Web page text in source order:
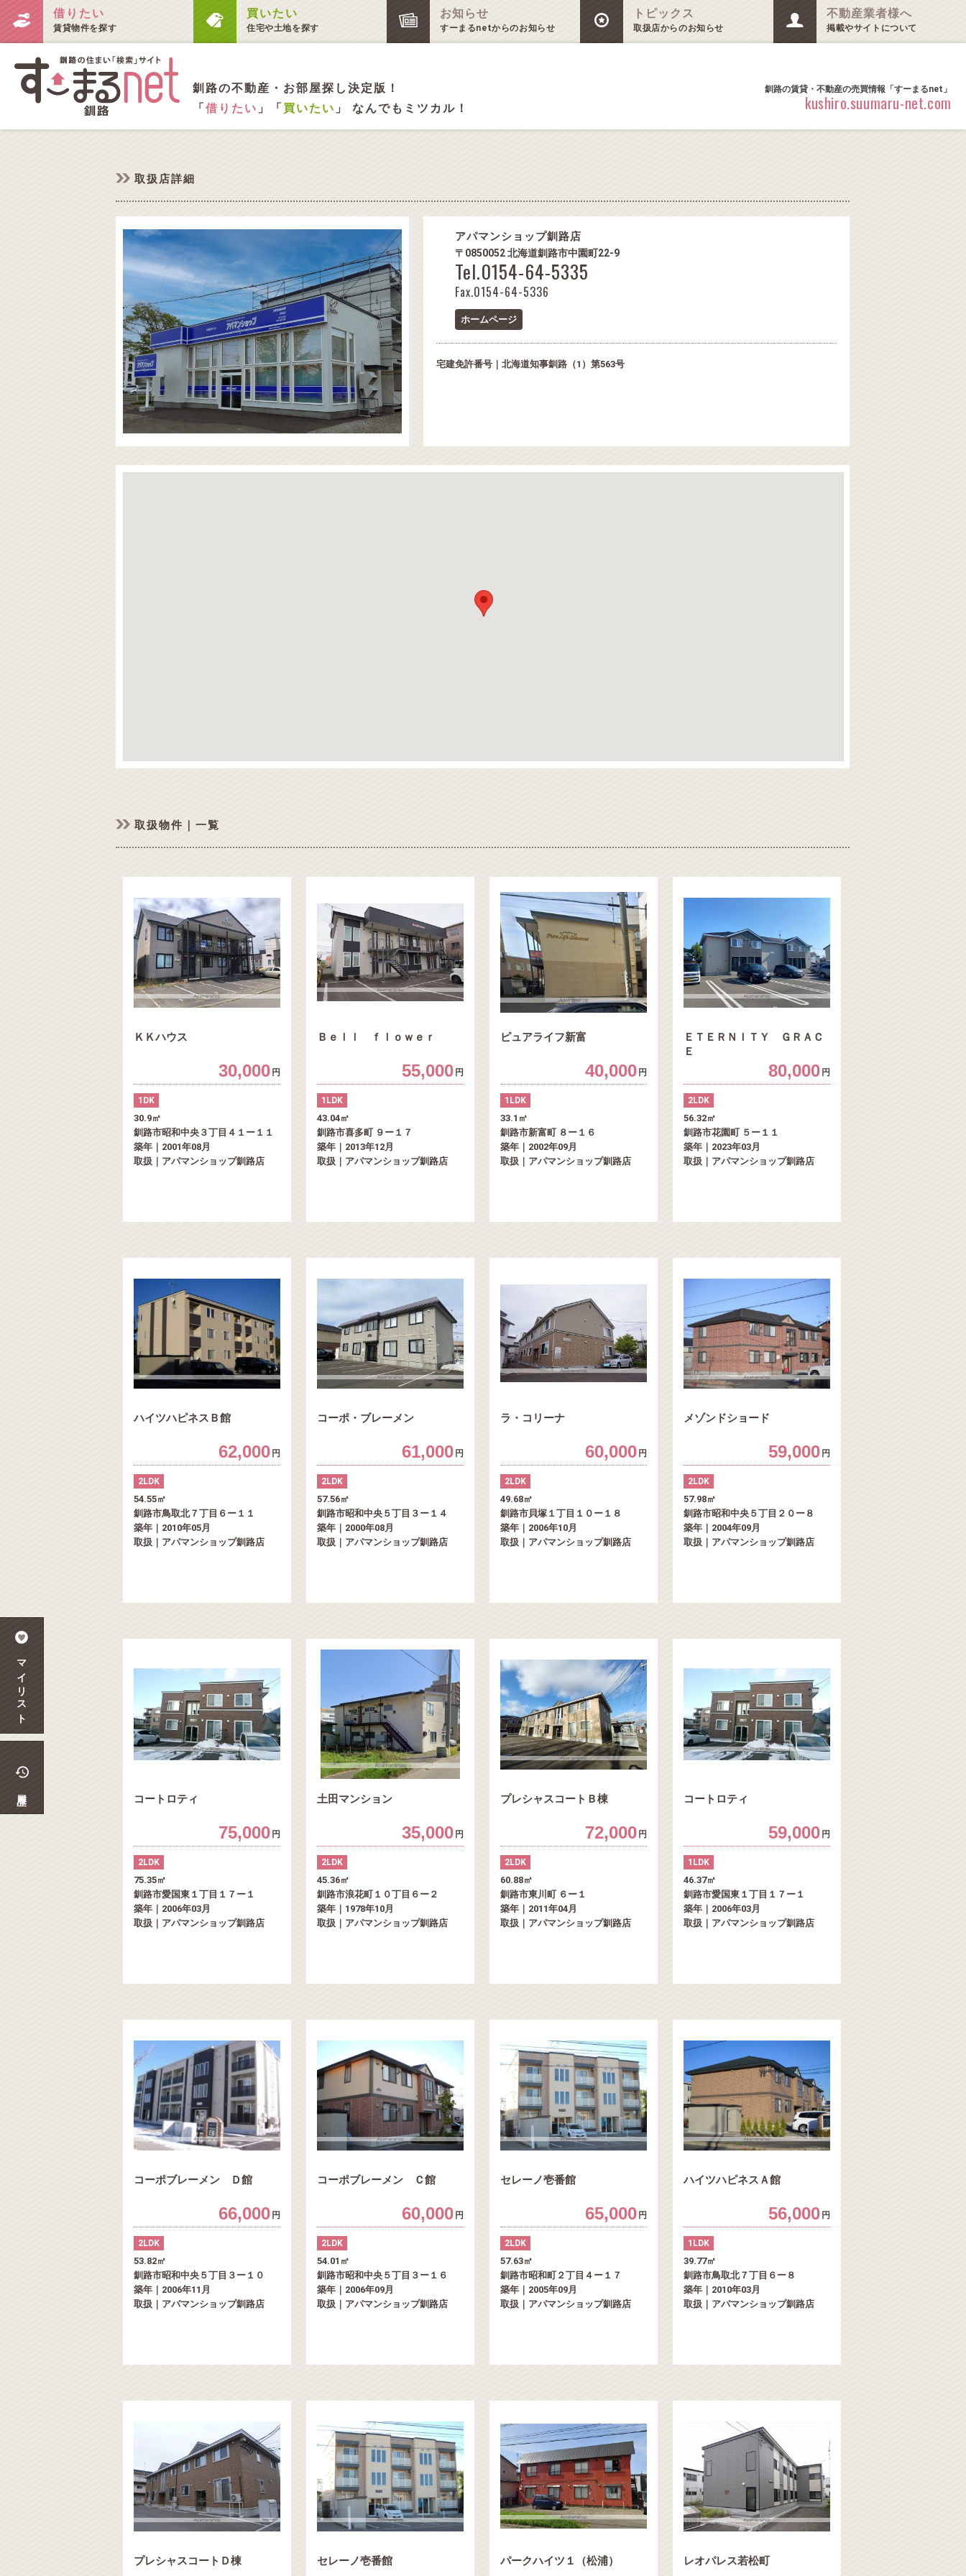
借りたい
賃貸物件を探す
買いたい
住宅や土地を探す
お知らせ
すーまるnetからのお知らせ
トピックス
取扱店からのお知らせ
不動産業者様へ
掲載やサイトについて
釧路の不動産・お部屋探し決定版！
「借りたい 」「 買いたい 」 なんでもミツカル！
釧路の賃貸・不動産の売買情報「すーまるnet」
kushiro.suumaru-net.com
取扱店詳細
アパマンショップ釧路店
〒0850052 北海道釧路市中園町22-9
Tel.0154-64-5335
Fax.0154-64-5336
ホームページ
宅建免許番号｜北海道知事釧路（1）第563号
取扱物件｜一覧
ＫＫハウス
30,000 円
1DK
30.9㎡
釧路市昭和中央３丁目４１ー１１
築年｜2001年08月
取扱｜アパマンショップ釧路店
Ｂｅｌｌ ｆｌｏｗｅｒ
55,000 円
1LDK
43.04㎡
釧路市喜多町 ９ー１７
築年｜2013年12月
取扱｜アパマンショップ釧路店
ピュアライフ新富
40,000 円
1LDK
33.1㎡
釧路市新富町 ８ー１６
築年｜2002年09月
取扱｜アパマンショップ釧路店
ＥＴＥＲＮＩＴＹ ＧＲＡＣ
Ｅ
80,000 円
2LDK
56.32㎡
釧路市花園町 ５ー１１
築年｜2023年03月
取扱｜アパマンショップ釧路店
ハイツハピネスＢ館
62,000 円
2LDK
54.55㎡
釧路市鳥取北７丁目６ー１１
築年｜2010年05月
取扱｜アパマンショップ釧路店
コーポ・ブレーメン
61,000 円
2LDK
57.56㎡
釧路市昭和中央５丁目３ー１４
築年｜2000年08月
取扱｜アパマンショップ釧路店
ラ・コリーナ
60,000 円
2LDK
49.68㎡
釧路市貝塚１丁目１０ー１８
築年｜2006年10月
取扱｜アパマンショップ釧路店
メゾンドショード
59,000 円
2LDK
57.98㎡
釧路市昭和中央５丁目２０ー８
築年｜2004年09月
取扱｜アパマンショップ釧路店
コートロティ
75,000 円
2LDK
75.35㎡
釧路市愛国東１丁目１７ー１
築年｜2006年03月
取扱｜アパマンショップ釧路店
土田マンション
35,000 円
2LDK
45.36㎡
釧路市浪花町１０丁目６ー２
築年｜1978年10月
取扱｜アパマンショップ釧路店
プレシャスコートＢ棟
72,000 円
2LDK
60.88㎡
釧路市東川町 ６ー１
築年｜2011年04月
取扱｜アパマンショップ釧路店
コートロティ
59,000 円
1LDK
46.37㎡
釧路市愛国東１丁目１７ー１
築年｜2006年03月
取扱｜アパマンショップ釧路店
コーポブレーメン Ｄ館
66,000 円
2LDK
53.82㎡
釧路市昭和中央５丁目３ー１０
築年｜2006年11月
取扱｜アパマンショップ釧路店
コーポブレーメン Ｃ館
60,000 円
2LDK
54.01㎡
釧路市昭和中央５丁目３ー１６
築年｜2006年09月
取扱｜アパマンショップ釧路店
セレーノ壱番館
65,000 円
2LDK
57.63㎡
釧路市昭和町２丁目４ー１７
築年｜2005年09月
取扱｜アパマンショップ釧路店
ハイツハピネスＡ館
56,000 円
1LDK
39.77㎡
釧路市鳥取北７丁目６ー８
築年｜2010年03月
取扱｜アパマンショップ釧路店
プレシャスコートＤ棟 セレーノ壱番館 パークハイツ１（松浦） レオパレス若松町
マイリスト